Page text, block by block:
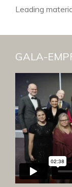
Leading
GALA-